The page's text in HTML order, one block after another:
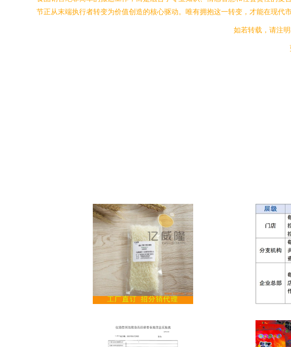
节正从末端执行者转变为价值创造的核心驱动。唯有拥抱这一转变，才能在现代
如若转载，请注